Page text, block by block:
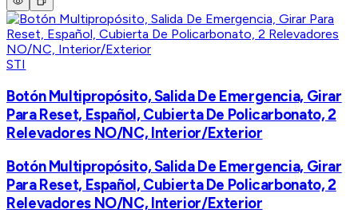
STI
Botón Multipropósito, Salida De Emergencia, Girar
Para Reset, Español, Cubierta De Policarbonato, 2
Relevadores NO/NC, Interior/Exterior
Botón Multipropósito, Salida De Emergencia, Girar
Para Reset, Español, Cubierta De Policarbonato, 2
Relevadores NO/NC, Interior/Exterior